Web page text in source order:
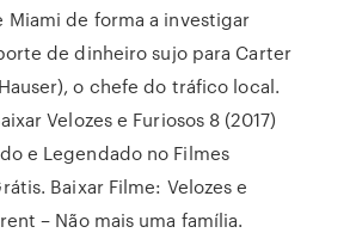
Miami de forma a investigar
de dinheiro sujo para Carter
o chefe do tráfico local.
Velozes e Furiosos 8 (2017)
e Legendado no Filmes
Baixar Filme: Velozes e
– Não mais uma família.